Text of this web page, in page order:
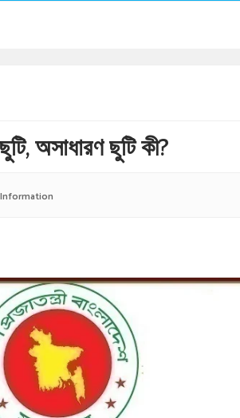
অসাধারণ ছুটি কী?